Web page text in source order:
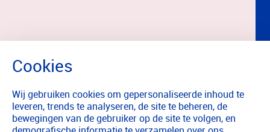
Wij gebruiken cookies om gepersonaliseerde inhoud te
leveren, trends te analyseren, de site te beheren, de
bewegingen van de gebruiker op de site te volgen, en